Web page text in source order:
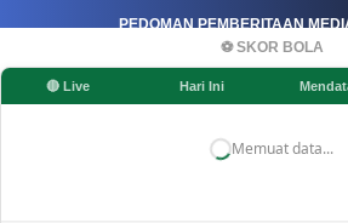
⚽ SKOR BOLA
🔴 Live Hari Ini
Memuat data...
PEDOMAN PEMBERITAAN
PEDOMAN PEMBERITAAN
KOREKSI & KLARIFIKASI
KEBIJAKAN